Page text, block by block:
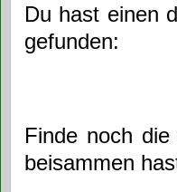
Du hast einen
gefunden:
Finde noch
beisammen